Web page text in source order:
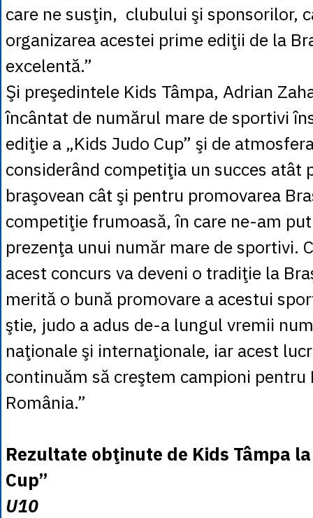
care ne susţin, clubului şi sponsorilor,
organizarea acestei prime ediţii de la
excelentă.”
Şi preşedintele Kids Tâmpa, Adrian
încântat de numărul mare de sportivi
ediţie a „Kids Judo Cup” şi de
considerând competiţia un succes atât
braşovean cât şi pentru promovarea
competiţie frumoasă, în care ne-am
prezenţa unui număr mare de sportivi.
acest concurs va deveni o tradiţie la
merită o bună promovare a acestui
ştie, judo a adus de-a lungul vremii
naţionale şi internaţionale, iar acest
continuăm să creştem campioni pentru
România.”
Rezultate obţinute de Kids Tâmpa
Cup”
U10